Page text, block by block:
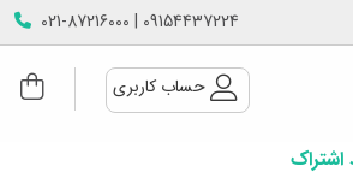
09154437224 | 021-87216000
حساب کاربری
اشتراک